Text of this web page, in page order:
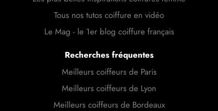
Tous nos tutos coiffure en vidéo
Le Mag - le 1er blog coiffure français
Recherches fréquentes
Meilleurs coiffeurs de Paris
Meilleurs coiffeurs de Lyon
Meilleurs coiffeurs de Bordeaux